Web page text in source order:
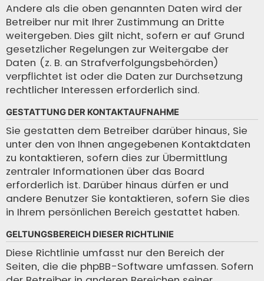
Andere als die oben genannten Daten wird der
Betreiber nur mit Ihrer Zustimmung an Dritte
weitergeben. Dies gilt nicht, sofern er auf Grund
gesetzlicher Regelungen zur Weitergabe der
Daten (z. B. an Strafverfolgungsbehörden)
verpflichtet ist oder die Daten zur Durchsetzung
rechtlicher Interessen erforderlich sind.
GESTATTUNG DER KONTAKTAUFNAHME
Sie gestatten dem Betreiber darüber hinaus, Sie
unter den von Ihnen angegebenen Kontaktdaten
zu kontaktieren, sofern dies zur Übermittlung
zentraler Informationen über das Board
erforderlich ist. Darüber hinaus dürfen er und
andere Benutzer Sie kontaktieren, sofern Sie dies
in Ihrem persönlichen Bereich gestattet haben.
GELTUNGSBEREICH DIESER RICHTLINIE
Diese Richtlinie umfasst nur den Bereich der
Seiten, die die phpBB-Software umfassen. Sofern